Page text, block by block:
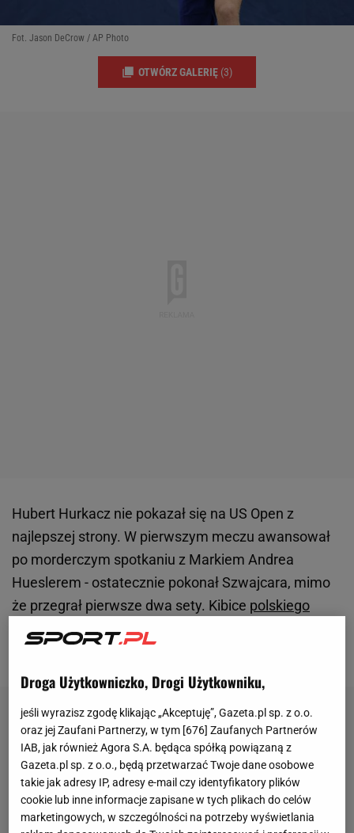
Fot. Jason DeCrow / AP Photo
OTWÓRZ GALERIĘ (3)
Hubert Hurkacz nie pokazał się na US Open z
najlepszej strony. W pierwszym meczu awansował
po morderczym spotkaniu z Markiem Andrea
Hueslerem - ostatecznie pokonał Szwajcara, mimo
że przegrał pierwsze dwa sety. Kibice polskiego
tenisisty liczyli, że w końcu awansuje
Droga Użytkowniczko, Drogi Użytkowniku,
jeśli wyrazisz zgodę klikając „Akceptuję”, Gazeta.pl sp. z o.o.
oraz jej Zaufani Partnerzy, w tym [676] Zaufanych Partnerów
IAB, jak również Agora S.A. będąca spółką powiązaną z
Gazeta.pl sp. z o.o., będą przetwarzać Twoje dane osobowe
takie jak adresy IP, adresy e-mail czy identyfikatory plików
cookie lub inne informacje zapisane w tych plikach do celów
marketingowych, w szczególności na potrzeby wyświetlania